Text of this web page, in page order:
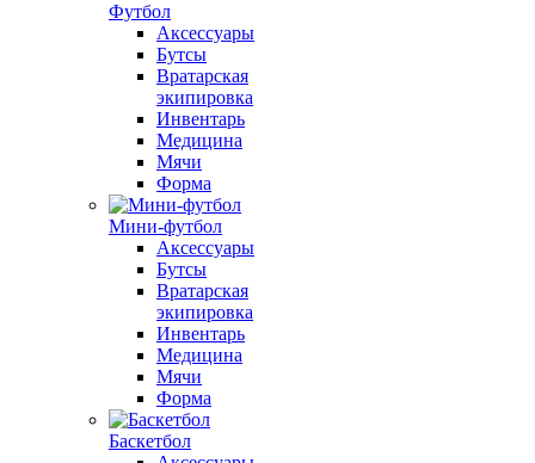
Футбол
Аксессуары
Бутсы
Вратарская
экипировка
Инвентарь
Медицина
Мячи
Форма
Мини-футбол
Аксессуары
Бутсы
Вратарская
экипировка
Инвентарь
Медицина
Мячи
Форма
Баскетбол